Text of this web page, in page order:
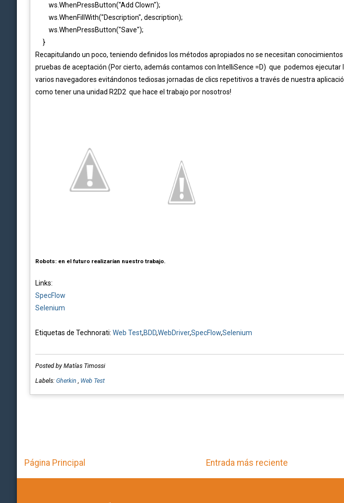
ws.WhenPressButton("Add Clown");
ws.WhenFillWith("Description", description);
ws.WhenPressButton("Save");
}
Recapitulando un poco, teniendo definidos los métodos apropiados no se necesitan
pruebas de aceptación (Por cierto, además contamos con IntelliSence =D) que podemos ejecutar
varios navegadores evitándonos tediosas jornadas de clics repetitivos a través de nuestra
como tener una unidad R2D2 que hace el trabajo por nosotros!
Robots: en el futuro realizarían nuestro trabajo.
Links:
SpecFlow
Selenium
Etiquetas de Technorati: Web Test,BDD,WebDriver,SpecFlow,Selenium
Posted by Matías Timossi
Labels: Gherkin , Web Test
Entrada más reciente
Página Principal